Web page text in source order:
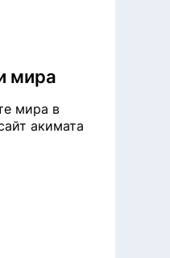
мира
мира в
акимата